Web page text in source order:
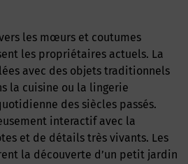
les propriétaires actuels. La
avec des objets traditionnels
la cuisine ou la lingerie
des siècles passés.
interactif avec la
et de détails très vivants. Les
la découverte d’un petit jardin